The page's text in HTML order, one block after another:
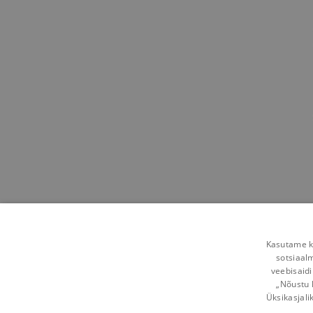
Kasutame
„Nõustu